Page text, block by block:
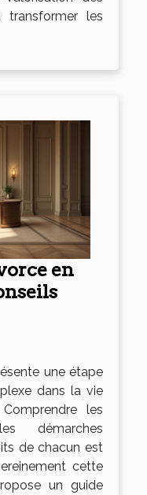
les
en
une étape
dans la vie
les
démarches
de chacun est
cette
un guide